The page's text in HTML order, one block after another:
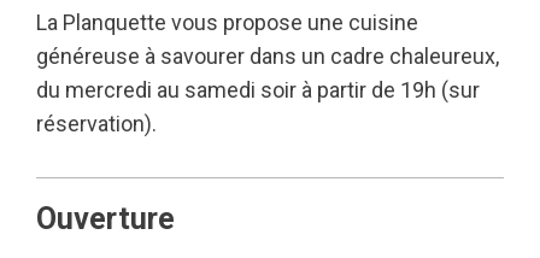
La Planquette vous propose une cuisine
généreuse à savourer dans un cadre chaleureux,
du mercredi au samedi soir à partir de 19h (sur
réservation).
Ouverture